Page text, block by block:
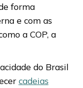
forma
e com as
a COP, a
do Brasil
cadeias